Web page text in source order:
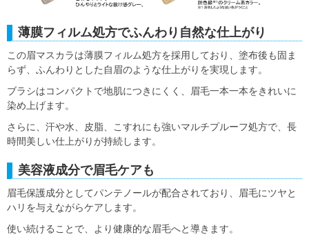
薄膜フィルム処方でふんわり自然な仕上がり
この眉マスカラは薄膜フィルム処方を採用しており、塗布後も固ま
らず、ふんわりとした自眉のような仕上がりを実現します。
ブラシはコンパクトで地肌につきにくく、眉毛一本一本をきれいに
染め上げます。
さらに、汗や水、皮脂、こすれにも強いマルチプルーフ処方で、長
時間美しい仕上がりが持続します。
美容液成分で眉毛ケアも
眉毛保護成分としてパンテノールが配合されており、眉毛にツヤと
ハリを与えながらケアします。
使い続けることで、より健康的な眉毛へと導きます。